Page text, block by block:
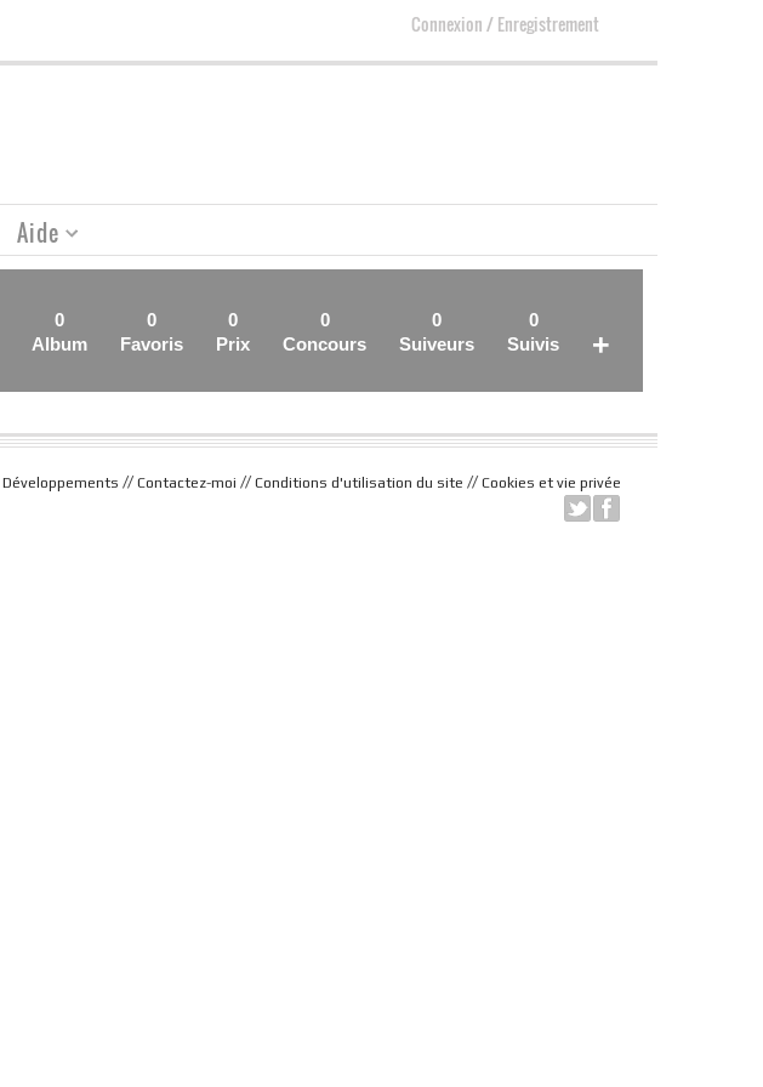
Connexion/Enregistrement
Aide
0
Album
0
Favoris
0
Prix
0
Concours
0
Suiveurs
0
Suivis
+
Développements // Contactez-moi // Conditions d'utilisation du site // Cookies et vie privée